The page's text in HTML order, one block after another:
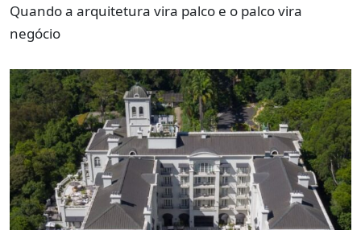
Quando a arquitetura vira palco e o palco vira
negócio